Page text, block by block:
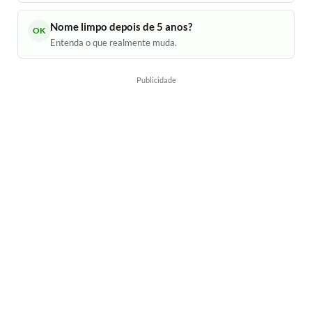
OK Nome limpo depois de 5 anos?
Entenda o que realmente muda.
Publicidade